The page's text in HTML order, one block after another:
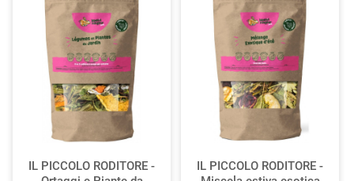
IL PICCOLO RODITORE -
IL PICCOLO RODITORE -